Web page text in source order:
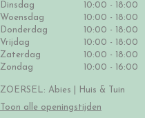
Dinsdag
10:00 - 18:00
Woensdag
10:00 - 18:00
Donderdag
10:00 - 18:00
Vrijdag
10:00 - 18:00
Zaterdag
10:00 - 18:00
Zondag
10:00 - 16:00
ZOERSEL: Abies | Huis & Tuin
Toon alle openingstijden